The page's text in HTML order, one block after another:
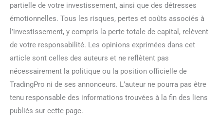
partielle de votre investissement, ainsi que des détresses
émotionnelles. Tous les risques, pertes et coûts associés à
l’investissement, y compris la perte totale de capital, relèvent
de votre responsabilité. Les opinions exprimées dans cet
article sont celles des auteurs et ne reflètent pas
nécessairement la politique ou la position officielle de
TradingPro ni de ses annonceurs. L’auteur ne pourra pas être
tenu responsable des informations trouvées à la fin des liens
publiés sur cette page.